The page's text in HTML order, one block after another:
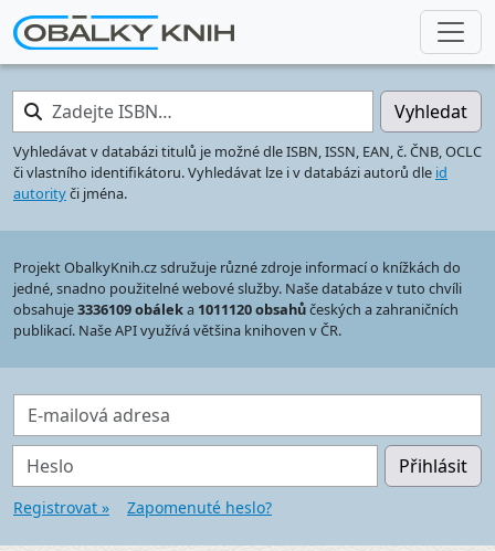
Zadejte ISBN… Vyhledat
Vyhledávat v databázi titulů je možné dle ISBN, ISSN, EAN, č. ČNB, OCLC
či vlastního identifikátoru. Vyhledávat lze i v databázi autorů dle id
autorityči jména.
Projekt ObalkyKnih.cz sdružuje různé zdroje informací o knížkách do
jedné, snadno použitelné webové služby. Naše databáze v tuto chvíli
obsahuje3336109 obáleka 1011120 obsahůčeských a zahraničních
publikací. Naše API využívá většina knihoven v ČR.
E-mailová adresa
Heslo Přihlásit
Registrovat » Zapomenuté heslo?